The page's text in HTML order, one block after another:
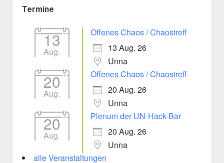
Termine
13
Aug.
Offenes Chaos / Chaostreff
13 Aug. 26
Unna
20
Aug.
Offenes Chaos / Chaostreff
20 Aug. 26
Unna
20
Aug.
Plenum der UN-Hack-Bar
20 Aug. 26
Unna
alle Veranstaltungen